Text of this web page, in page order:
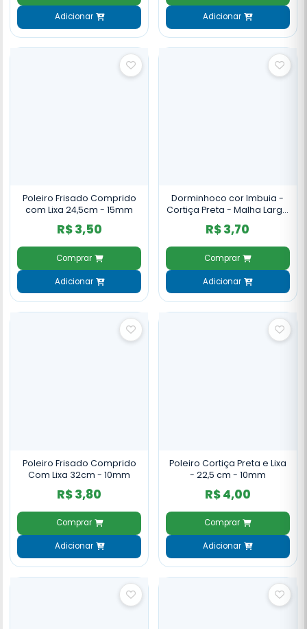
Adicionar Adicionar
Poleiro Frisado Comprido
com Lixa 24,5cm - 15mm
R$ 3,50
Comprar
Adicionar
Dorminhoco cor Imbuia -
Cortiça Preta - Malha Larga
- 15mm
R$ 3,70
Comprar
Adicionar
Poleiro Frisado Comprido
Com Lixa 32cm - 10mm
R$ 3,80
Comprar
Adicionar
Poleiro Cortiça Preta e Lixa
- 22,5 cm - 10mm
R$ 4,00
Comprar
Adicionar